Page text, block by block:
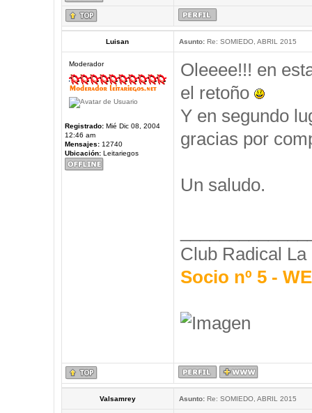
Luisan Asunto:Re: SOMIEDO, ABRIL 2015
Moderador
Registrado:Mié Dic 08, 2004
12:46 am
Mensajes:12740
Ubicación:Leitariegos
Oleeee!!! en
el retoño
Y en segundo
gracias por
Un saludo.
Club Radical La
Socio nº 5 -
Valsamrey Asunto:Re: SOMIEDO, ABRIL 2015